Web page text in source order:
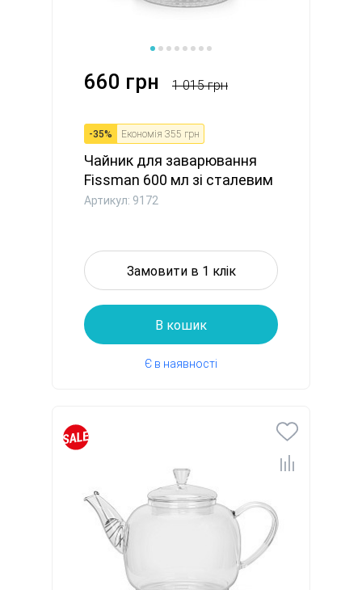
660 грн 1 015 грн
-35% Економія 355 грн
Чайник для заварювання
Fissman 600 мл зі сталевим
...
Артикул: 9172
Замовити в 1 клік
В кошик
Є в наявності